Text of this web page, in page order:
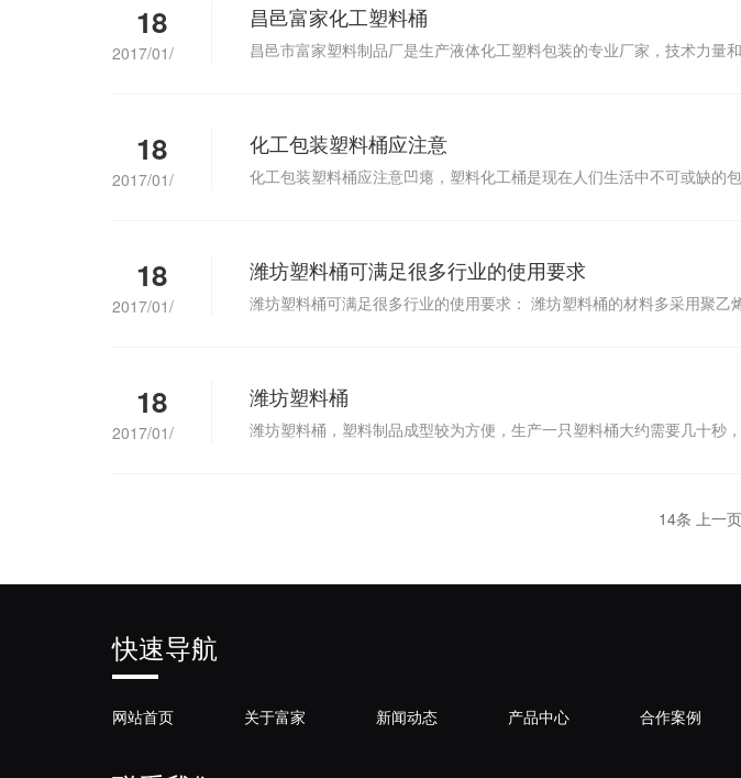
18
2017/01/
昌邑富家化工塑料桶
昌邑市富家塑料制品厂是生产液体化工塑料包装的专业厂家，技术力量
18
2017/01/
化工包装塑料桶应注意
化工包装塑料桶应注意凹瘪，塑料化工桶是现在人们生活中不可或缺
18
2017/01/
潍坊塑料桶可满足很多行业的使用要求
潍坊塑料桶可满足很多行业的使用要求： 潍坊塑料桶的材料多采用聚
18
2017/01/
潍坊塑料桶
潍坊塑料桶，塑料制品成型较为方便，生产一只塑料桶大约需要几十
14条 上一页
快速导航
网站首页 关于富家 新闻动态 产品中心 合作案例